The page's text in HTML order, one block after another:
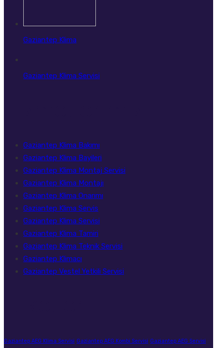
Gaziantep Klima
Gaziantep Klima Servisi
Gaziantep Klima Bakımı
Gaziantep Klima Bayileri
Gaziantep Klima Montaj Servisi
Gaziantep Klima Montajı
Gaziantep Klima Onarımı
Gaziantep Klima Servis
Gaziantep Klima Servisi
Gaziantep Klima Tamiri
Gaziantep Klima Teknik Servisi
Gaziantep Klimacı
Gaziantep Vestel Yetkili Servisi
Gaziantep AEG Klima Servisi Gaziantep AEG Kombi Servisi Gaziantep AEG Servisi